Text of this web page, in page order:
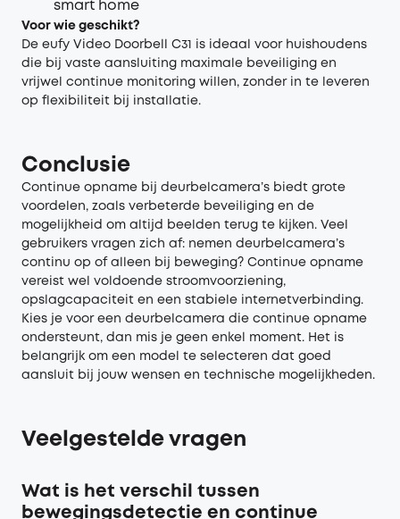
smart home
Voor wie geschikt?
De eufy Video Doorbell C31 is ideaal voor huishoudens
die bij vaste aansluiting maximale beveiliging en
vrijwel continue monitoring willen, zonder in te leveren
op flexibiliteit bij installatie.
Conclusie
Continue opname bij deurbelcamera’s biedt grote
voordelen, zoals verbeterde beveiliging en de
mogelijkheid om altijd beelden terug te kijken. Veel
gebruikers vragen zich af: nemen deurbelcamera’s
continu op of alleen bij beweging? Continue opname
vereist wel voldoende stroomvoorziening,
opslagcapaciteit en een stabiele internetverbinding.
Kies je voor een deurbelcamera die continue opname
ondersteunt, dan mis je geen enkel moment. Het is
belangrijk om een model te selecteren dat goed
aansluit bij jouw wensen en technische mogelijkheden.
Veelgestelde vragen
Wat is het verschil tussen
bewegingsdetectie en continue